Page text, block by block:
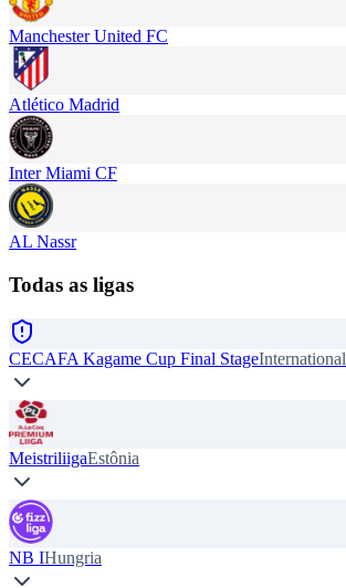
Manchester United FC
Atlético Madrid
Inter Miami CF
AL Nassr
Todas as ligas
CECAFA Kagame Cup Final StageInternational
MeistriliigaEstônia
NB IHungria